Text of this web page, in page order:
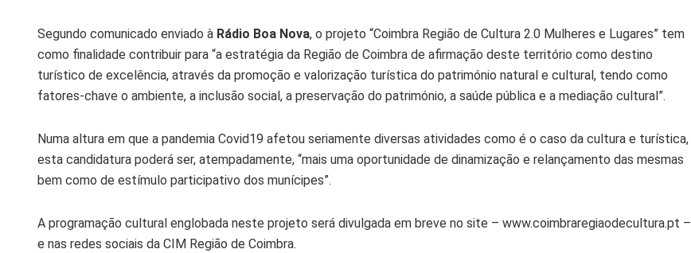
Segundo comunicado enviado à Rádio Boa Nova, o projeto “Coimbra Região de Cultura 2.0 Mulheres e Lugares” tem
como finalidade contribuir para “a estratégia da Região de Coimbra de afirmação deste território como destino
turístico de excelência, através da promoção e valorização turística do património natural e cultural, tendo como
fatores-chave o ambiente, a inclusão social, a preservação do património, a saúde pública e a mediação cultural”.
Numa altura em que a pandemia Covid19 afetou seriamente diversas atividades como é o caso da cultura e turística,
esta candidatura poderá ser, atempadamente, “mais uma oportunidade de dinamização e relançamento das mesmas
bem como de estímulo participativo dos munícipes”.
A programação cultural englobada neste projeto será divulgada em breve no site – www.coimbraregiaodecultura.pt –
e nas redes sociais da CIM Região de Coimbra.